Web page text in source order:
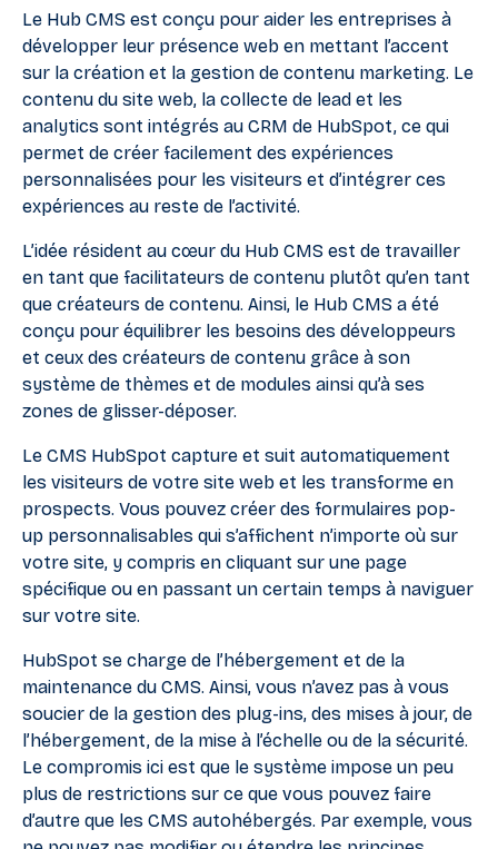
Le Hub CMS est conçu pour aider les entreprises à
développer leur présence web en mettant l’accent
sur la création et la gestion de contenu marketing. Le
contenu du site web, la collecte de lead et les
analytics sont intégrés au CRM de HubSpot, ce qui
permet de créer facilement des expériences
personnalisées pour les visiteurs et d’intégrer ces
expériences au reste de l’activité.
L’idée résident au cœur du Hub CMS est de travailler
en tant que facilitateurs de contenu plutôt qu’en tant
que créateurs de contenu. Ainsi, le Hub CMS a été
conçu pour équilibrer les besoins des développeurs
et ceux des créateurs de contenu grâce à son
système de thèmes et de modules ainsi qu’à ses
zones de glisser-déposer.
Le CMS HubSpot capture et suit automatiquement
les visiteurs de votre site web et les transforme en
prospects. Vous pouvez créer des formulaires pop-
up personnalisables qui s’affichent n’importe où sur
votre site, y compris en cliquant sur une page
spécifique ou en passant un certain temps à naviguer
sur votre site.
HubSpot se charge de l’hébergement et de la
maintenance du CMS. Ainsi, vous n’avez pas à vous
soucier de la gestion des plug-ins, des mises à jour, de
l’hébergement, de la mise à l’échelle ou de la sécurité.
Le compromis ici est que le système impose un peu
plus de restrictions sur ce que vous pouvez faire
d’autre que les CMS autohébergés. Par exemple, vous